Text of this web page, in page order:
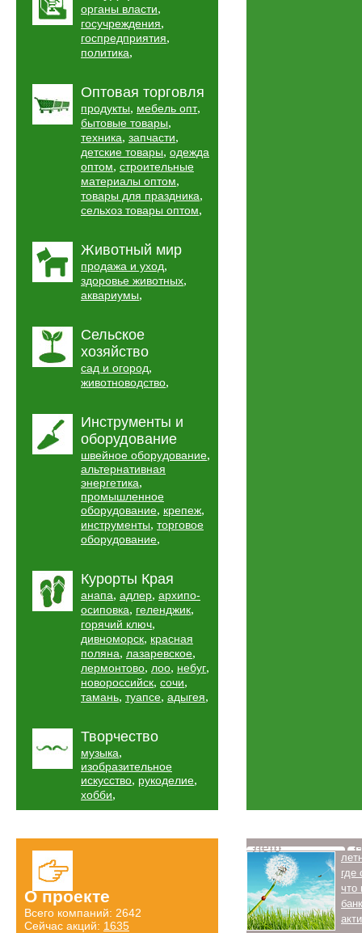
органы власти,
госучреждения,
госпредприятия,
политика,
Оптовая торговля
продукты, мебель опт,
бытовые товары,
техника, запчасти,
детские товары, одежда
оптом, строительные
материалы оптом,
товары для праздника,
сельхоз товары оптом,
Животный мир
продажа и уход,
здоровье животных,
аквариумы,
Сельское
хозяйство
сад и огород,
животноводство,
Инструменты и
оборудование
швейное оборудование,
альтернативная
энергетика,
промышленное
оборудование, крепеж,
инструменты, торговое
оборудование,
Курорты Края
анапа, адлер, архипо-
осиповка, геленджик,
горячий ключ,
дивноморск, красная
поляна, лазаревское,
лермонтово, лоо, небуг,
новороссийск, сочи,
тамань, туапсе, адыгея,
Творчество
музыка,
изобразительное
искусство, рукоделие,
хобби,
О проекте
Всего компаний: 2642
Сейчас акций: 1635
Лето
где
что